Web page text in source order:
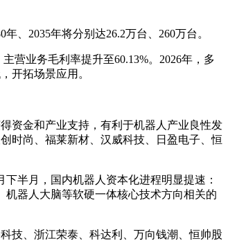
、2035年将分别达26.2万台、260万台。
营业务毛利率提升至60.13%。2026年，多
开拓场景应用。
资金和产业支持，有利于机器人产业良性发
时尚、福莱新材、汉威科技、日盈电子、恒
半月，国内机器人资本化进程明显提速：
机器人大脑等软硬一体核心技术方向相关的
技、浙江荣泰、科达利、万向钱潮、恒帅股